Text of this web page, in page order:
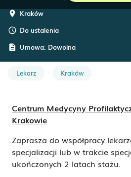
room Kraków
schedule Do ustalenia
description Umowa: Dowolna
Lekarz Kraków
Centrum Medycyny
Krakowie
Zaprasza do współpracy
specjalizacji lub w trakcie
ukończonych 2 latach stażu.